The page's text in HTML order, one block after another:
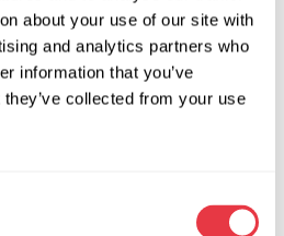
about your use of our site with
and analytics partners who
information that you’ve
collected from your use
інформацію про стан
рекуперації,